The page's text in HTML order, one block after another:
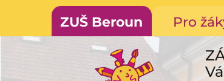
ZUŠ Beroun Pro